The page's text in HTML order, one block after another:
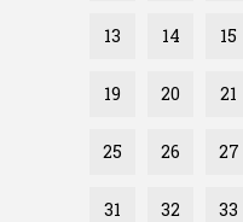
13 14 15
19 20 21
25 26 27
31 32 33